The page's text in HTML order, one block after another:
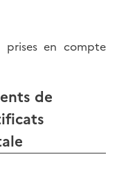
prises en compte
de